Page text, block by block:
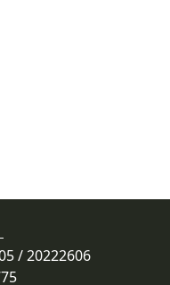
/ 20222606